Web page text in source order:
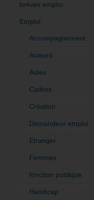
brèves emploi
Emploi
Accompagnement
Acteurs
Aides
Cadres
Création
Demandeur emploi
Etranger
Femmes
fonction publique
Handicap